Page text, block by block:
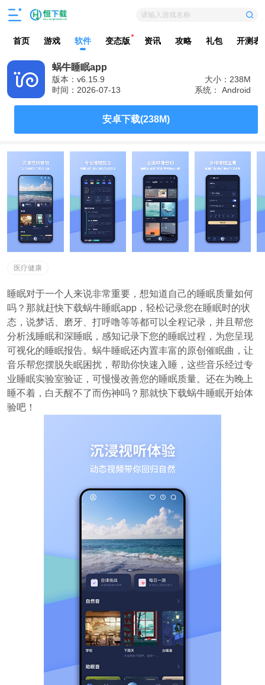
请输入游戏名称
首页 游戏 软件 变态版 资讯 攻略 礼包 开测表
蜗牛睡眠app
版本：v6.15.9
大小：238M
时间：2026-07-13
系统： Android
安卓下载(238M)
医疗健康
睡眠对于一个人来说非常重要，想知道自己的睡眠质量如何
吗？那就赶快下载蜗牛睡眠app，轻松记录您在睡眠时的状
态，说梦话、磨牙、打呼噜等等都可以全程记录，并且帮您
分析浅睡眠和深睡眠，感知记录下您的睡眠过程，为您呈现
可视化的睡眠报告。蜗牛睡眠还内置丰富的原创催眠曲，让
音乐帮您摆脱失眠困扰，帮助你快速入睡，这些音乐经过专
业睡眠实验室验证，可慢慢改善您的睡眠质量。还在为晚上
睡不着，白天醒不了而伤神吗？那就快下载蜗牛睡眠开始体
验吧！